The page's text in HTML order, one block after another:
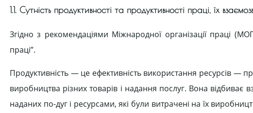
1.1. Сутність продуктивності та продуктивності праці, їх
Згідно з рекомендаціями Міжнародної організації праці
праці”.
Продуктивність — це ефективність використання ресурсів —
виробництва різних товарів і надання послуг. Вона відбиває
наданих по-дуг і ресурсами, які були витрачені на їх